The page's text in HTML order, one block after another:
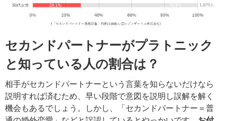
セカンドパートナーがプラトニック
と知っている人の割合は？
相手がセカンドパートナーという言葉を知らないだけなら
説明すれば済むため、早い段階で意図を説明し誤解を解く
機会もあるでしょう。しかし、「セカンドパートナー＝普